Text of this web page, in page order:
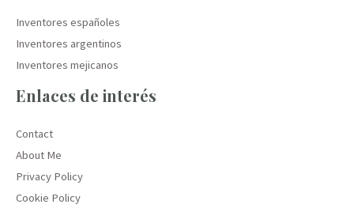
Inventores españoles
Inventores argentinos
Inventores mejicanos
Enlaces de interés
Contact
About Me
Privacy Policy
Cookie Policy